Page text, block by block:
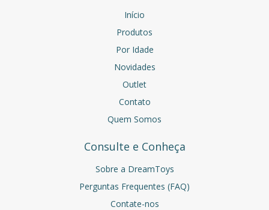
Início
Produtos
Por Idade
Novidades
Outlet
Contato
Quem Somos
Consulte e Conheça
Sobre a DreamToys
Perguntas Frequentes (FAQ)
Contate-nos